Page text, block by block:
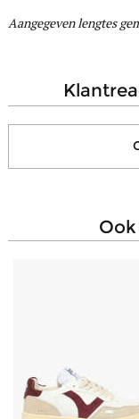
Dit model tailleert
Voering
Binnenzool
Aangegeven lengtes